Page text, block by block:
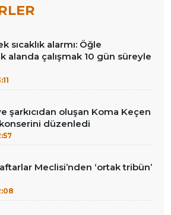
sıcaklık alarmı: Öğle
alanda çalışmak 10 gün süreyle
şarkıcıdan oluşan Koma Keçen
düzenledi
Meclisi’nden ‘ortak tribün’